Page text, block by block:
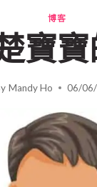
博客
寶
Mandy Ho 06/